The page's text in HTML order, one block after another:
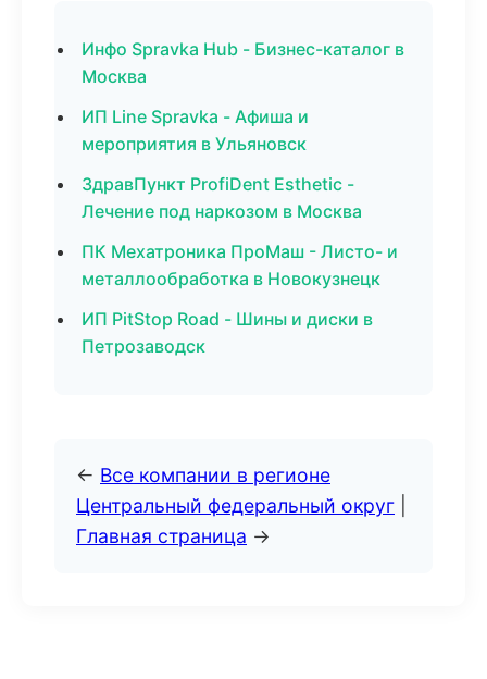
Инфо Spravka Hub - Бизнес-каталог в
Москва
ИП Line Spravka - Афиша и
мероприятия в Ульяновск
ЗдравПункт ProfiDent Esthetic -
Лечение под наркозом в Москва
ПК Мехатроника ПроМаш - Листо- и
металлообработка в Новокузнецк
ИП PitStop Road - Шины и диски в
Петрозаводск
← Все компании в регионе
Центральный федеральный округ
Главная страница →